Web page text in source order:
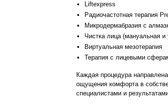
Liftexpress
Радиочастотная терапия
Микродермабразия с
Чистка лица (мануальная и
Виртуальная мезотерапия
Терапия с лицевыми
Каждая процедура
ощущения комфорта в
специалистами и